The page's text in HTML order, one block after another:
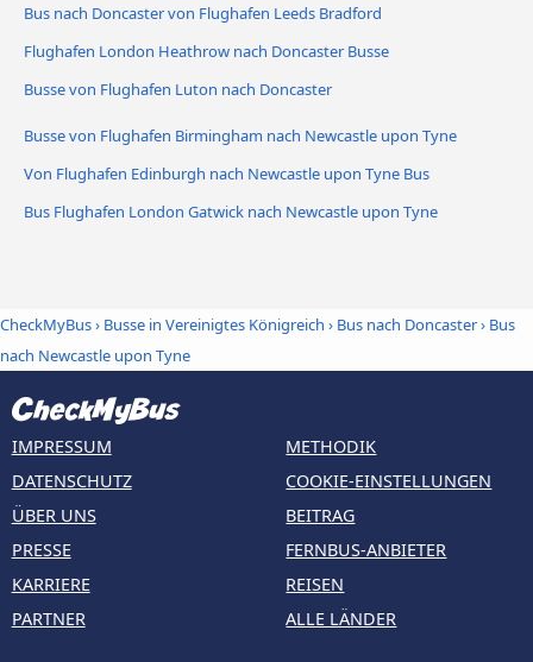
Bus nach Doncaster von Flughafen Leeds Bradford
Flughafen London Heathrow nach Doncaster Busse
Busse von Flughafen Luton nach Doncaster
Busse von Flughafen Birmingham nach Newcastle upon Tyne
Von Flughafen Edinburgh nach Newcastle upon Tyne Bus
Bus Flughafen London Gatwick nach Newcastle upon Tyne
CheckMyBus› Busse in Vereinigtes Königreich › Bus nach Doncaster› Bus
nach Newcastle upon Tyne
IMPRESSUM
DATENSCHUTZ
ÜBER UNS
PRESSE
KARRIERE
PARTNER
METHODIK
COOKIE-EINSTELLUNGEN
BEITRAG
FERNBUS-ANBIETER
REISEN
ALLE LÄNDER